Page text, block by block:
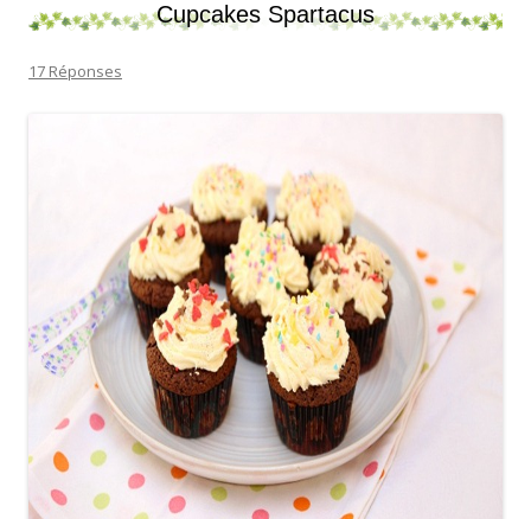
Cupcakes Spartacus
17 Réponses